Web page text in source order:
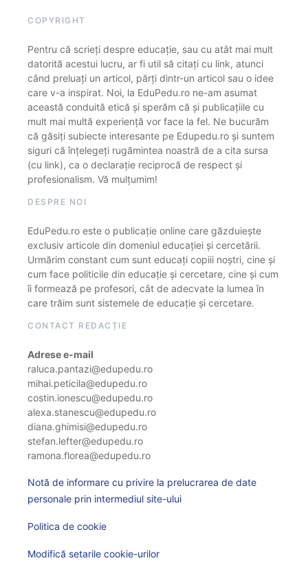
COPYRIGHT
Pentru că scrieți despre educație, sau cu atât mai mult
datorită acestui lucru, ar fi util să citați cu link, atunci
când preluați un articol, părți dintr-un articol sau o idee
care v-a inspirat. Noi, la EduPedu.ro ne-am asumat
această conduită etică și sperăm că și publicațiile cu
mult mai multă experiență vor face la fel. Ne bucurăm
că găsiți subiecte interesante pe Edupedu.ro și suntem
siguri că înțelegeți rugămintea noastră de a cita sursa
(cu link), ca o declarație reciprocă de respect și
profesionalism. Vă mulțumim!
DESPRE NOI
EduPedu.ro este o publicație online care găzduiește
exclusiv articole din domeniul educației și cercetării.
Urmărim constant cum sunt educați copiii noștri, cine și
cum face politicile din educație și cercetare, cine și cum
îi formează pe profesori, cât de adecvate la lumea în
care trăim sunt sistemele de educație și cercetare.
CONTACT REDACȚIE
Adrese e-mail
raluca.pantazi@edupedu.ro
mihai.peticila@edupedu.ro
costin.ionescu@edupedu.ro
alexa.stanescu@edupedu.ro
diana.ghimisi@edupedu.ro
stefan.lefter@edupedu.ro
ramona.florea@edupedu.ro
Notă de informare cu privire la prelucrarea de date
personale prin intermediul site-ului
Politica de cookie
Modifică setarile cookie-urilor